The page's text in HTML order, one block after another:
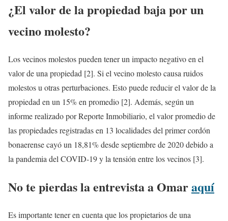
¿El valor de la propiedad baja por un
vecino molesto?
Los vecinos molestos pueden tener un impacto negativo en el
valor de una propiedad [2]. Si el vecino molesto causa ruidos
molestos u otras perturbaciones. Esto puede reducir el valor de la
propiedad en un 15% en promedio [2]. Además, según un
informe realizado por Reporte Inmobiliario, el valor promedio de
las propiedades registradas en 13 localidades del primer cordón
bonaerense cayó un 18,81% desde septiembre de 2020 debido a
la pandemia del COVID-19 y la tensión entre los vecinos [3].
No te pierdas la entrevista a Omaraquí
Es importante tener en cuenta que los propietarios de una